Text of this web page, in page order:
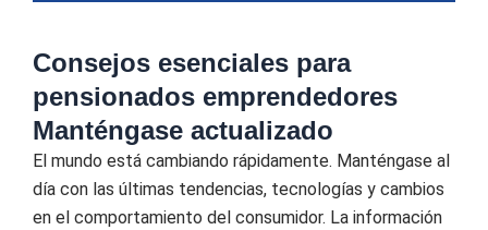
Consejos esenciales para
pensionados emprendedores
Manténgase actualizado
El mundo está cambiando rápidamente. Manténgase al
día con las últimas tendencias, tecnologías y cambios
en el comportamiento del consumidor. La información